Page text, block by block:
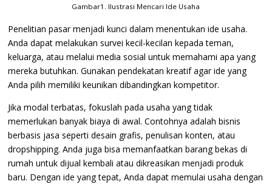
Gambar1. Ilustrasi Mencari Ide Usaha
Penelitian pasar menjadi kunci dalam menentukan ide usaha.
Anda dapat melakukan survei kecil-kecilan kepada teman,
keluarga, atau melalui media sosial untuk memahami apa yang
mereka butuhkan. Gunakan pendekatan kreatif agar ide yang
Anda pilih memiliki keunikan dibandingkan kompetitor.
Jika modal terbatas, fokuslah pada usaha yang tidak
memerlukan banyak biaya di awal. Contohnya adalah bisnis
berbasis jasa seperti desain grafis, penulisan konten, atau
dropshipping. Anda juga bisa memanfaatkan barang bekas di
rumah untuk dijual kembali atau dikreasikan menjadi produk
baru. Dengan ide yang tepat, Anda dapat memulai usaha dengan